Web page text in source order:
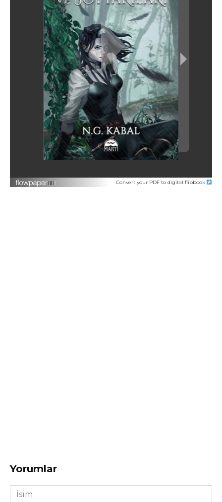
Convert your PDF to digital flipbook
Yorumlar
İsim